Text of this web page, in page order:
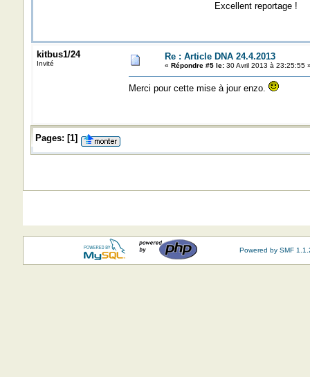
Excellent reportage !
kitbus1/24
Invité
Re : Article DNA 24.4.2013
« Répondre #5 le:30 Avril 2013 à 23:25:55
Merci pour cette mise à jour enzo.
Pages: [1]
Powered by SMF